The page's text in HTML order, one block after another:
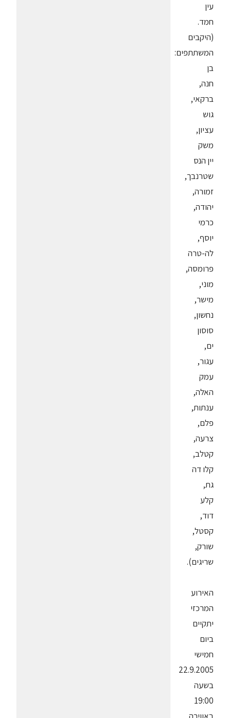
עין
חמד.
(היקבים
המשתתפים:
בן
חנה,
ברקאי,
גוש
עציון,
משק
יין הנס
שטרנבך,
זמורה,
יהודה,
כרמי
יוסף,
לה-טרה
פרומסה,
מוני,
מישר,
נחשון,
סוסון
ים,
עגור,
עמק
האלה,
ענתות,
פלם,
צרעה,
קטלב,
קלו דה
גת,
קלע
דוד,
קסטל,
שורק,
שריגים).
האירוע
המרכזי
יתקיים
ביום
חמישי
22.9.2005
בשעה
19:00